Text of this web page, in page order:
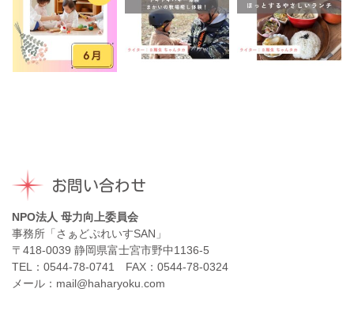
お問い合わせ
NPO法人 母力向上委員会
事務所「さぁどぷれいすSAN」
〒418-0039 静岡県富士宮市野中1136-5
TEL：0544-78-0741 FAX：0544-78-0324
メール：mail@haharyoku.com